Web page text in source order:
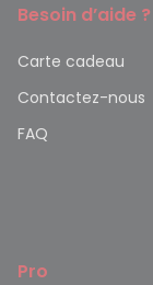
Besoin d’aide ?
Carte cadeau
Contactez-nous
FAQ
Pro